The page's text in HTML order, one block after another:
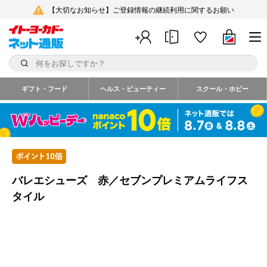
【大切なお知らせ】ご登録情報の継続利用に関するお願い
ギフト・フード ヘルス・ビューティー スクール・ホビー
バレエシューズ 赤／セブンプレミアムライフス
タイル